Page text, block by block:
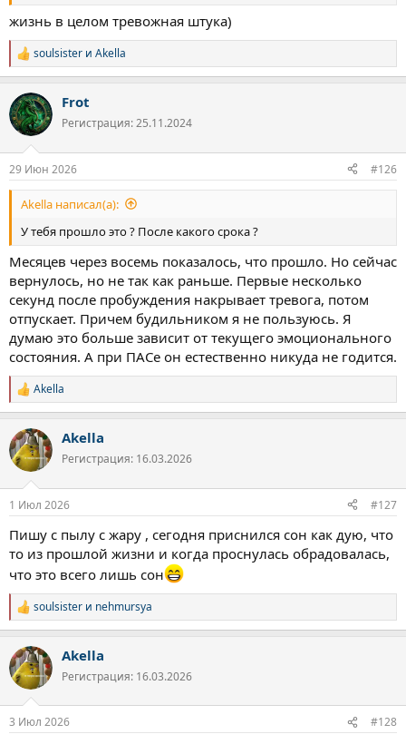
жизнь в целом тревожная штука)
Р
е
к
ц
и
soulsister и Akella
Frot
Регистрация: 25.11.2024
29 Июн 2026 #126
Akella написал(а):
У тебя прошло это ? После какого срока ?
Месяцев через восемь показалось, что прошло. Но сейчас
вернулось, но не так как раньше. Первые несколько
секунд после пробуждения накрывает тревога, потом
отпускает. Причем будильником я не пользуюсь. Я
думаю это больше зависит от текущего эмоционального
состояния. А при ПАСе он естественно никуда не годится.
Р
е
к
ц
и
Akella
Akella
Регистрация: 16.03.2026
1 Июл 2026 #127
Пишу с пылу с жару , сегодня приснился сон как дую, что
то из прошлой жизни и когда проснулась обрадовалась,
что это всего лишь сон
Р
е
к
ц
и
soulsister и nehmursya
Akella
Регистрация: 16.03.2026
3 Июл 2026 #128